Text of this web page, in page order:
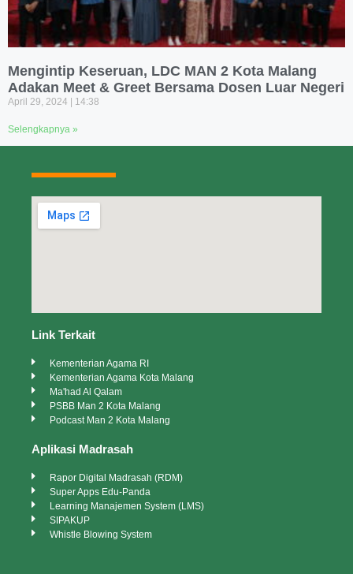
Mengintip Keseruan, LDC MAN 2 Kota Malang
Adakan Meet & Greet Bersama Dosen Luar Negeri
April 29, 2024 14:38
Selengkapnya »
Link Terkait
Kementerian Agama RI
Kementerian Agama Kota Malang
Ma'had Al Qalam
PSBB Man 2 Kota Malang
Podcast Man 2 Kota Malang
Aplikasi Madrasah
Rapor Digital Madrasah (RDM)
Super Apps Edu-Panda
Learning Manajemen System (LMS)
SIPAKUP
Whistle Blowing System